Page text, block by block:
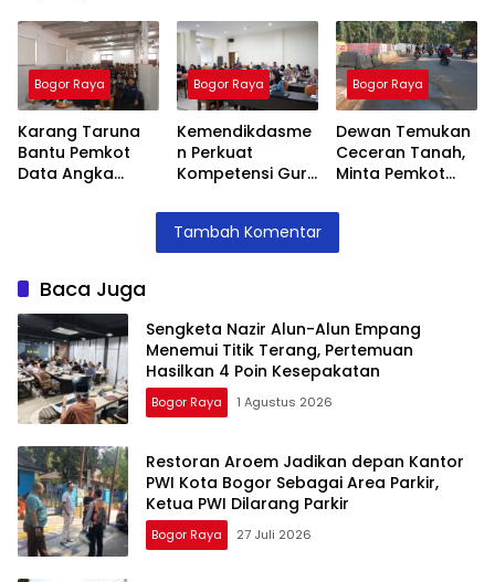
Terang,
Pertemuan
Hasilkan 4 Poin
Kesepakatan
Area Parkir,
Ketua PWI
Dilarang Parkir
Teguran Tertulis
Pada Kontraktor
Bogor Raya
Karang Taruna
Bantu Pemkot
Data Angka
Bogor Raya
Kemendikdasme
n Perkuat
Kompetensi Guru
Lalubi Untuk
Apresiasi ABK
Bogor Raya
Dewan Temukan
Ceceran Tanah,
Minta Pemkot
Trase Baru
Tambah Komentar
Baca Juga
Sengketa Nazir Alun-Alun Empang
Menemui Titik Terang, Pertemuan
Hasilkan 4 Poin Kesepakatan
Bogor Raya 1 Agustus 2026
Restoran Aroem Jadikan depan Kantor
PWI Kota Bogor Sebagai Area Parkir,
Ketua PWI Dilarang Parkir
Bogor Raya 27 Juli 2026